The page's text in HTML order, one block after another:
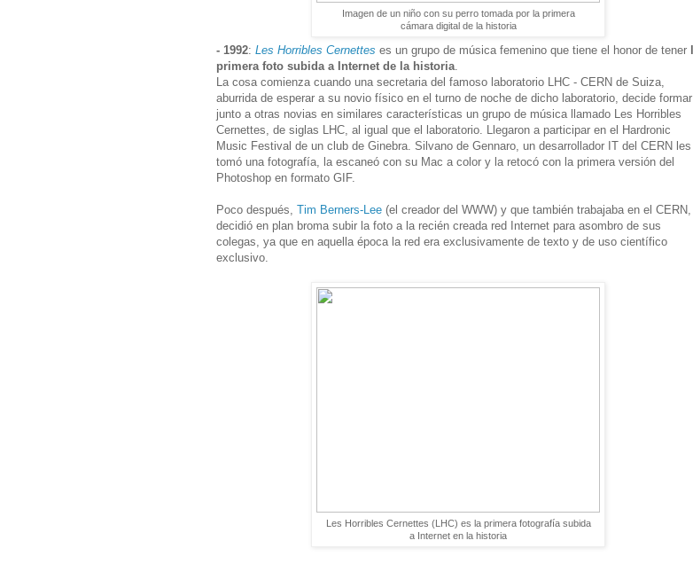
Imagen de un niño con su perro tomada por la primera
cámara digital de la historia
- 1992: Les Horribles Cernettes es un grupo de música femenino que tiene el honor de tener
primera foto subida a Internet de la historia.
La cosa comienza cuando una secretaria del famoso laboratorio LHC - CERN de Suiza,
aburrida de esperar a su novio físico en el turno de noche de dicho laboratorio, decide formar
junto a otras novias en similares características un grupo de música llamado Les Horribles
Cernettes, de siglas LHC, al igual que el laboratorio. Llegaron a participar en el Hardronic
Music Festival de un club de Ginebra. Silvano de Gennaro, un desarrollador IT del CERN les
tomó una fotografía, la escaneó con su Mac a color y la retocó con la primera versión del
Photoshop en formato GIF.
Poco después, Tim Berners-Lee (el creador del WWW) y que también trabajaba en el CERN,
decidió en plan broma subir la foto a la recién creada red Internet para asombro de sus
colegas, ya que en aquella época la red era exclusivamente de texto y de uso científico
exclusivo.
Les Horribles Cernettes (LHC) es la primera fotografía subida
a Internet en la historia